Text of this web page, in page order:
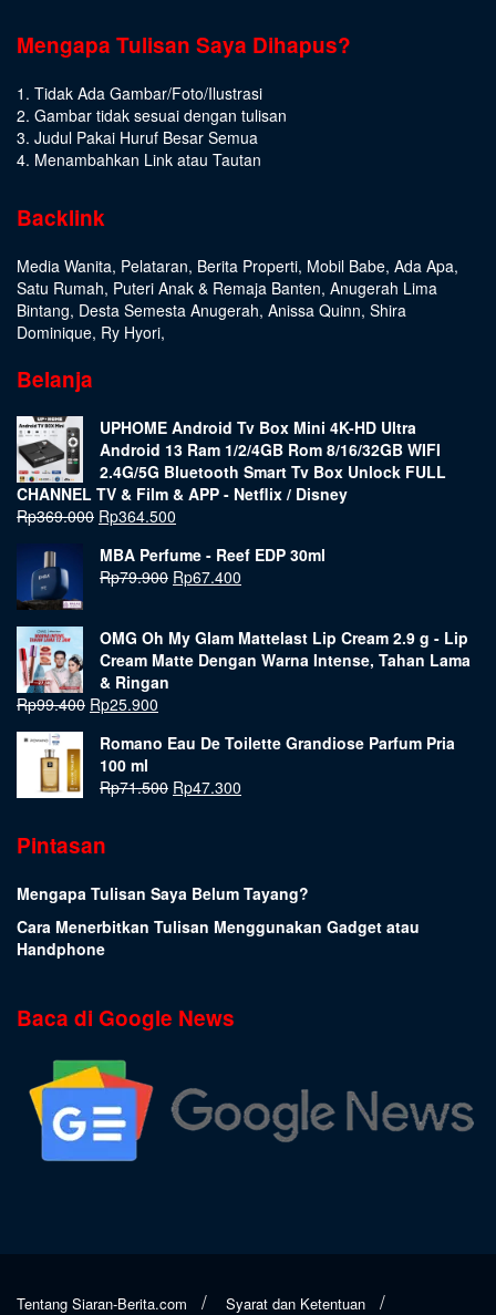
Mengapa Tulisan Saya Dihapus?
1. Tidak Ada Gambar/Foto/Ilustrasi
2. Gambar tidak sesuai dengan tulisan
3. Judul Pakai Huruf Besar Semua
4. Menambahkan Link atau Tautan
Backlink
Media Wanita, Pelataran, Berita Properti, Mobil Babe, Ada Apa,
Satu Rumah, Puteri Anak & Remaja Banten, Anugerah Lima
Bintang, Desta Semesta Anugerah, Anissa Quinn, Shira
Dominique, Ry Hyori,
Belanja
UPHOME Android Tv Box Mini 4K-HD Ultra
Android 13 Ram 1/2/4GB Rom 8/16/32GB WIFI
2.4G/5G Bluetooth Smart Tv Box Unlock FULL
CHANNEL TV & Film & APP - Netflix / Disney
Rp369.000 Rp364.500
MBA Perfume - Reef EDP 30ml
Rp79.900 Rp67.400
OMG Oh My Glam Mattelast Lip Cream 2.9 g - Lip
Cream Matte Dengan Warna Intense, Tahan Lama
& Ringan
Rp99.400 Rp25.900
Romano Eau De Toilette Grandiose Parfum Pria
100 ml
Rp71.500 Rp47.300
Pintasan
Mengapa Tulisan Saya Belum Tayang?
Cara Menerbitkan Tulisan Menggunakan Gadget atau
Handphone
Baca di Google News
Tentang Siaran-Berita.com Syarat dan Ketentuan